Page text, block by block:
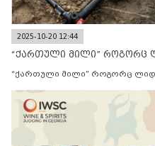
2025-10-20 12:44
“ქართული მილი” როგორც
“ქართული მილი” როგორც